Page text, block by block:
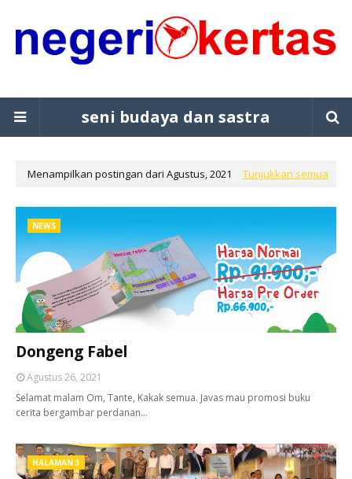
seni budaya dan sastra
Menampilkan postingan dari Agustus, 2021 Tunjukkan semua
NEWS
Dongeng Fabel
Agustus 26, 2021
Selamat malam Om, Tante, Kakak semua. Javas mau promosi buku
cerita bergambar perdanan…
HALAMAN 3